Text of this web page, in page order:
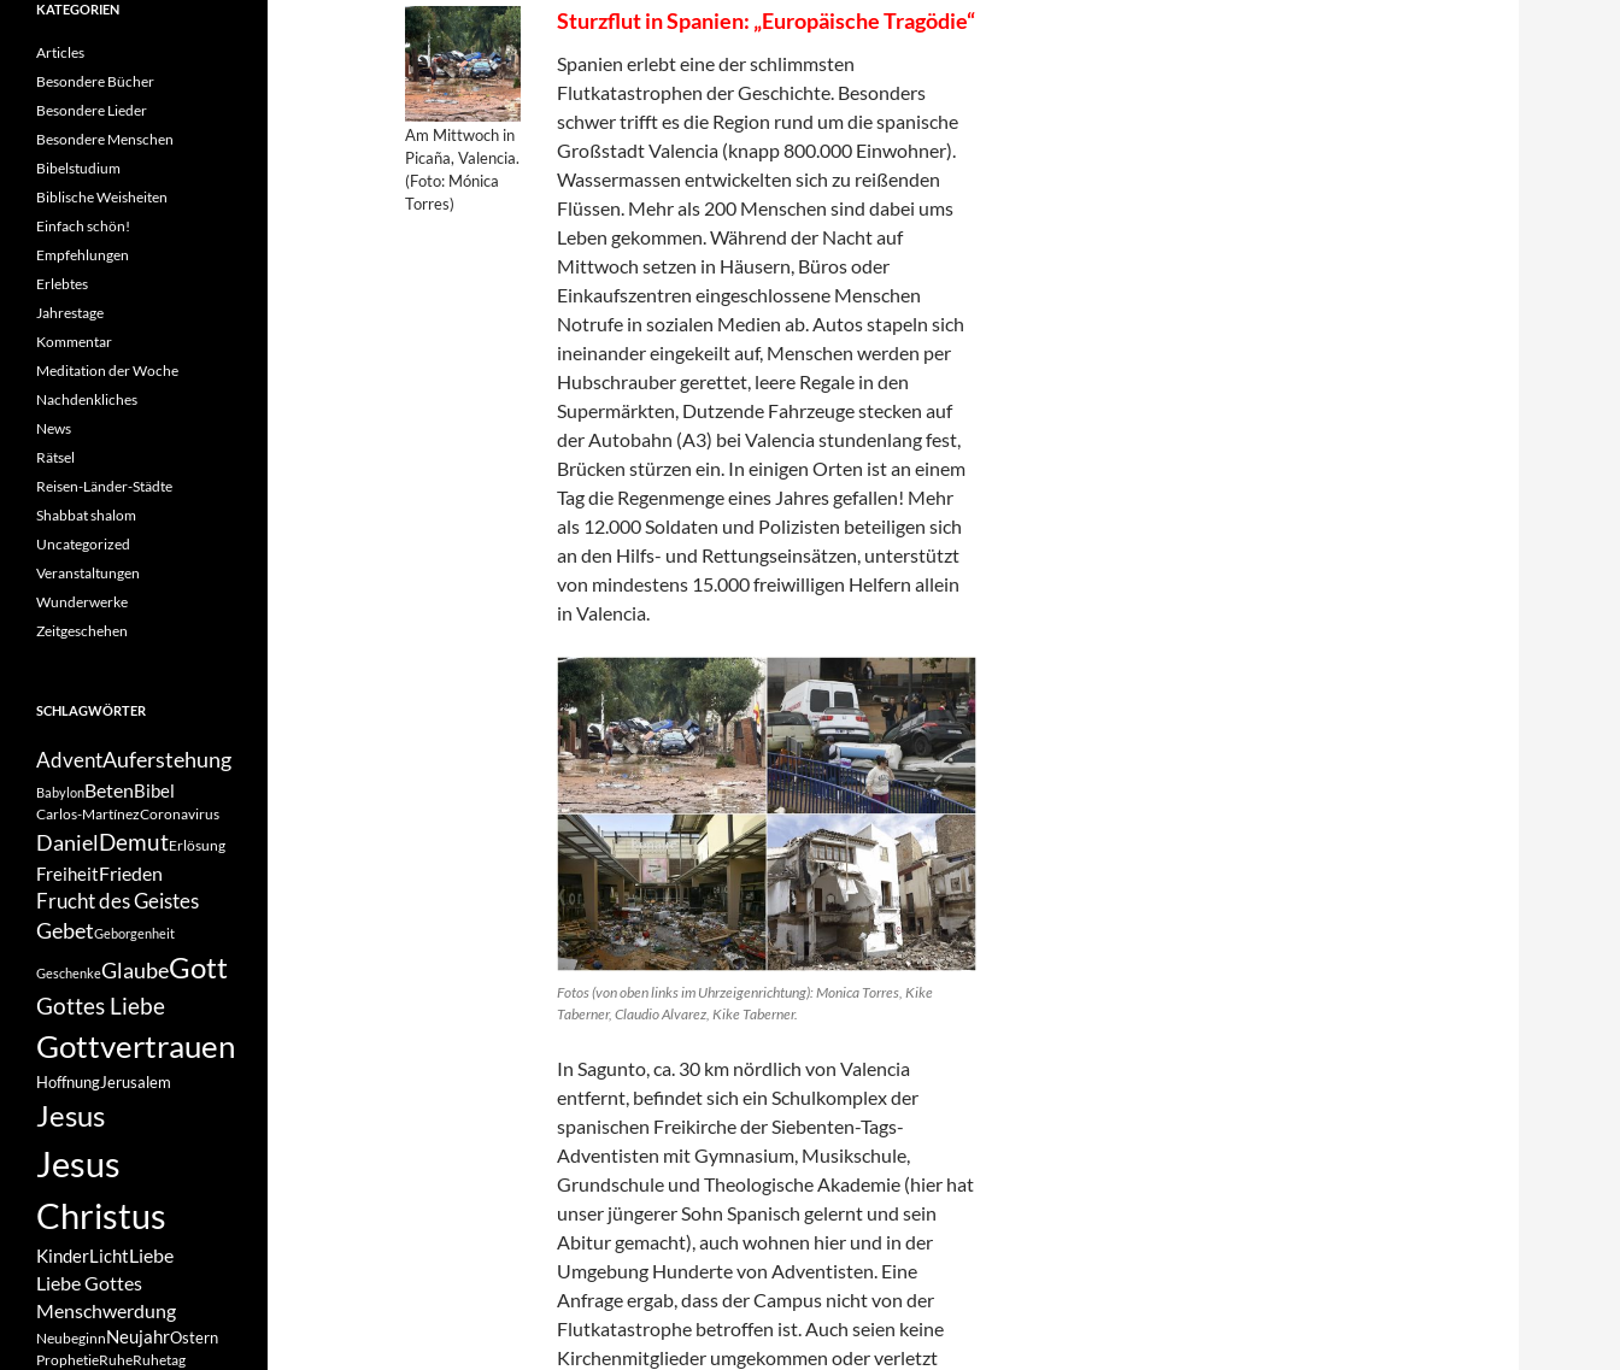
Am Mittwoch in
Picaña, Valencia.
(Foto: Mónica
Torres)
Sturzflut in Spanien: „Europäische Tragödie“
Spanien erlebt eine der schlimmsten
Flutkatastrophen der Geschichte. Besonders
schwer trifft es die Region rund um die spanische
Großstadt Valencia (knapp 800.000 Einwohner).
Wassermassen entwickelten sich zu reißenden
Flüssen. Mehr als 200 Menschen sind dabei ums
Leben gekommen. Während der Nacht auf
Mittwoch setzen in Häusern, Büros oder
Einkaufszentren eingeschlossene Menschen
Notrufe in sozialen Medien ab. Autos stapeln sich
ineinander eingekeilt auf, Menschen werden per
Hubschrauber gerettet, leere Regale in den
Supermärkten, Dutzende Fahrzeuge stecken auf
der Autobahn (A3) bei Valencia stundenlang fest,
Brücken stürzen ein. In einigen Orten ist an einem
Tag die Regenmenge eines Jahres gefallen! Mehr
als 12.000 Soldaten und Polizisten beteiligen sich
an den Hilfs- und Rettungseinsätzen, unterstützt
von mindestens 15.000 freiwilligen Helfern allein
in Valencia.
Fotos (von oben links im Uhrzeigenrichtung): Monica Torres, Kike
Taberner, Claudio Alvarez, Kike Taberner.
In Sagunto, ca. 30 km nördlich von Valencia
entfernt, befindet sich ein Schulkomplex der
spanischen Freikirche der Siebenten-Tags-
Adventisten mit Gymnasium, Musikschule,
Grundschule und Theologische Akademie (hier hat
unser jüngerer Sohn Spanisch gelernt und sein
Abitur gemacht), auch wohnen hier und in der
Umgebung Hunderte von Adventisten. Eine
Anfrage ergab, dass der Campus nicht von der
Flutkatastrophe betroffen ist. Auch seien keine
Kirchenmitglieder umgekommen oder verletzt
KATEGORIEN
Articles
Besondere Bücher
Besondere Lieder
Besondere Menschen
Bibelstudium
Biblische Weisheiten
Einfach schön!
Empfehlungen
Erlebtes
Jahrestage
Kommentar
Meditation der Woche
Nachdenkliches
News
Rätsel
Reisen-Länder-Städte
Shabbat shalom
Uncategorized
Veranstaltungen
Wunderwerke
Zeitgeschehen
SCHLAGWÖRTER
AdventAuferstehung
BabylonBetenBibel
Carlos-MartínezCoronavirus
DanielDemutErlösung
FreiheitFrieden
Frucht des Geistes
GebetGeborgenheit
GeschenkeGlaubeGott
Gottes Liebe
Gottvertrauen
HoffnungJerusalem
Jesus
Jesus
Christus
KinderLichtLiebe
Liebe Gottes
Menschwerdung
NeubeginnNeujahrOstern
ProphetieRuheRuhetag